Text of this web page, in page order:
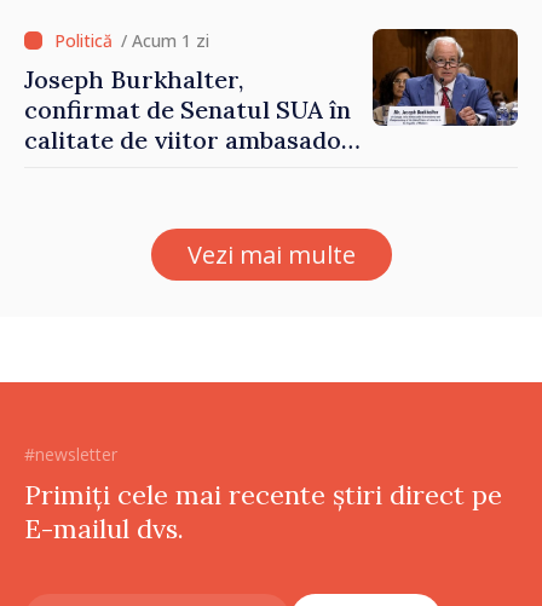
/ Acum 1 zi
Joseph Burkhalter,
confirmat de Senatul SUA în
calitate de viitor ambasador
Vezi mai multe
#newsletter
Primiți cele mai recente știri direct pe
E-mailul dvs.